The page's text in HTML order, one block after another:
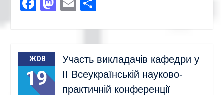
ЖОВ
19
Участь викладачів кафедри у
ІІ Всеукраїнській науково-
практичній конференції